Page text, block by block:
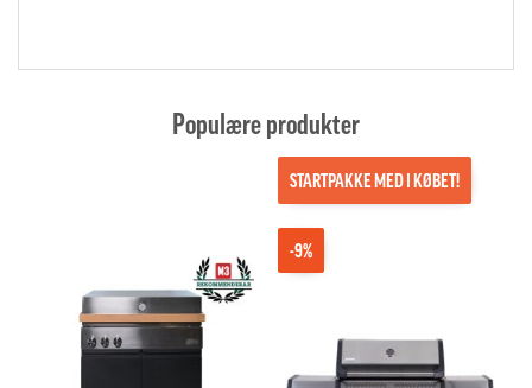
Populære produkter
-9%
STARTPAKKE MED I KØBET!